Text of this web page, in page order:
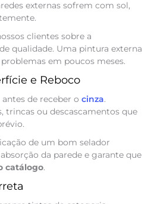
externas sofrem com sol,
clientes sobre a
qualidade. Uma pintura externa
em poucos meses.
e Reboco
de receber o cinza.
trincas ou descascamentos que
de um bom selador
da parede e garante que
catálogo.